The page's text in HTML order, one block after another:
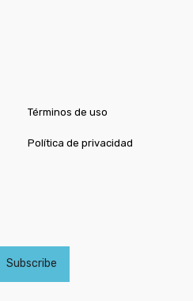
Términos de uso
Política de privacidad
Subscribe